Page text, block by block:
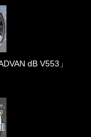
dB V553」